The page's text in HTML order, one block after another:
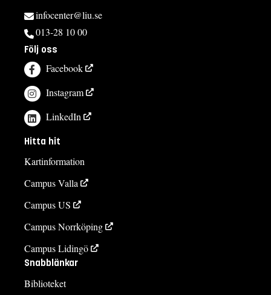
infocenter@liu.se
013-28 10 00
Följ oss
Facebook
Instagram
LinkedIn
Hitta hit
Kartinformation
Campus Valla
Campus US
Campus Norrköping
Campus Lidingö
Snabblänkar
Biblioteket